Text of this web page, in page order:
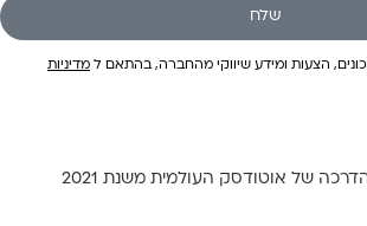
הצעות ומידע שיווקי מהחברה, בהתאם ל מדיניות
של אוטודסק העולמית משנת 2021